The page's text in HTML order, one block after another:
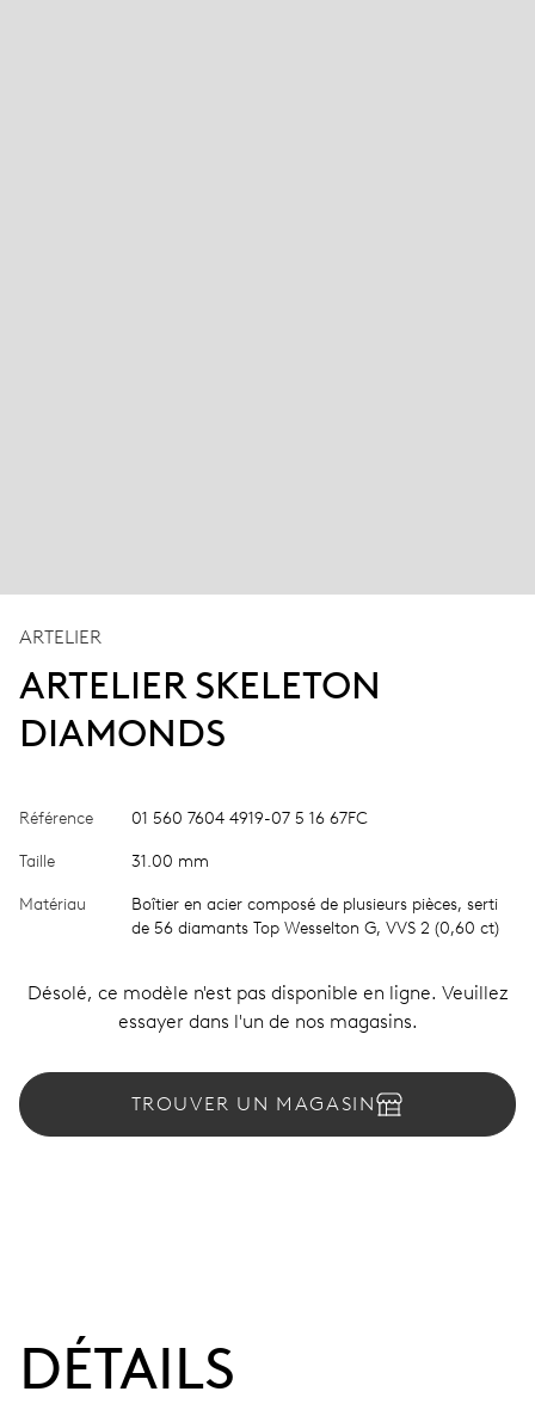
ARTELIER
ARTELIER SKELETON
DIAMONDS
Référence 01 560 7604 4919-07 5 16 67FC
Taille 31.00 mm
Matériau
Boîtier en acier composé de plusieurs pièces, serti
de 56 diamants Top Wesselton G, VVS 2 (0,60 ct)
Désolé, ce modèle n'est pas disponible en ligne. Veuillez
essayer dans l'un de nos magasins.
TROUVER UN MAGASIN
DÉTAILS